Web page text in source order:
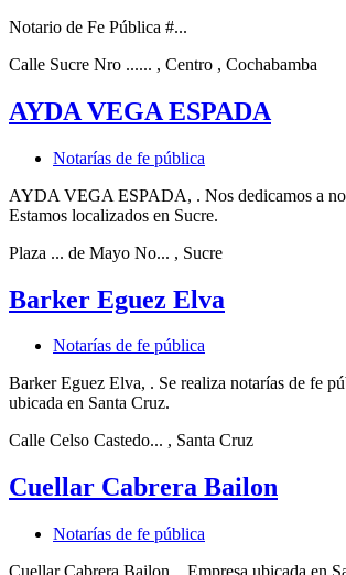
Notario de Fe Pública #...
Calle Sucre Nro ...... , Centro , Cochabamba
AYDA VEGA ESPADA
Notarías de fe pública
AYDA VEGA ESPADA, . Nos dedicamos a
Estamos localizados en Sucre.
Plaza ... de Mayo No... , Sucre
Barker Eguez Elva
Notarías de fe pública
Barker Eguez Elva, . Se realiza notarías de fe
ubicada en Santa Cruz.
Calle Celso Castedo... , Santa Cruz
Cuellar Cabrera Bailon
Notarías de fe pública